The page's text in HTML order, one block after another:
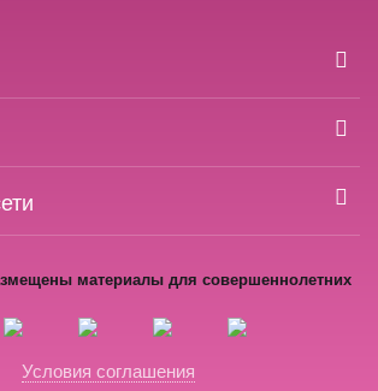
материалы для совершеннолетних
Условия соглашения